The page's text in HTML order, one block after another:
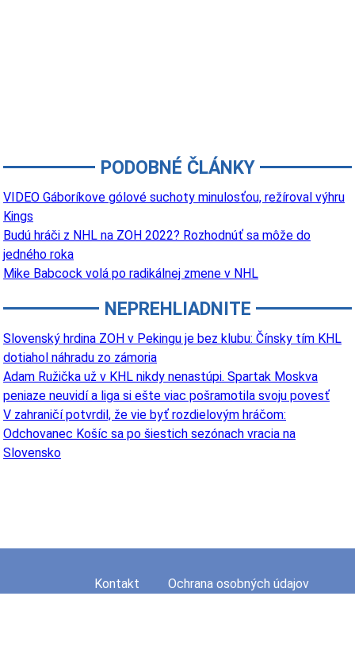
PODOBNÉ ČLÁNKY
VIDEO Gáboríkove gólové suchoty minulosťou, režíroval výhru
Kings
Budú hráči z NHL na ZOH 2022? Rozhodnúť sa môže do
jedného roka
Mike Babcock volá po radikálnej zmene v NHL
NEPREHLIADNITE
Slovenský hrdina ZOH v Pekingu je bez klubu: Čínsky tím KHL
dotiahol náhradu zo zámoria
Adam Ružička už v KHL nikdy nenastúpi. Spartak Moskva
peniaze neuvidí a liga si ešte viac pošramotila svoju povesť
V zahraničí potvrdil, že vie byť rozdielovým hráčom:
Odchovanec Košíc sa po šiestich sezónach vracia na
Slovensko
Kontakt Ochrana osobných údajov